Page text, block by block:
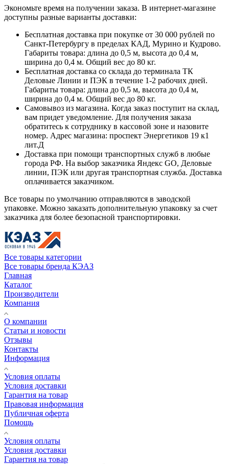
Экономьте время на получении заказа. В интернет-магазине
доступны разные варианты доставки:
Бесплатная доставка при покупке от 30 000 рублей по
Санкт-Петербургу в пределах КАД, Мурино и Кудрово.
Габариты товара: длина до 0,5 м, высота до 0,4 м,
ширина до 0,4 м. Общий вес до 80 кг.
Бесплатная доставка со склада до терминала ТК
Деловые Линии и ПЭК в течение 1-2 рабочих дней.
Габариты товара: длина до 0,5 м, высота до 0,4 м,
ширина до 0,4 м. Общий вес до 80 кг.
Самовывоз из магазина. Когда заказ поступит на склад,
вам придет уведомление. Для получения заказа
обратитесь к сотруднику в кассовой зоне и назовите
номер. Адрес магазина: проспект Энергетиков 19 к1
лит.Д
Доставка при помощи транспортных служб в любые
города РФ. На выбор заказчика Яндекс GO, Деловые
линии, ПЭК или другая транспортная служба. Доставка
оплачивается заказчиком.
Все товары по умолчанию отправляются в заводской
упаковке. Можно заказать дополнительную упаковку за счет
заказчика для более безопасной транспортировки.
Все товары категории
Все товары бренда КЭАЗ
Главная
Каталог
Производители
Компания
О компании
Статьи и новости
Отзывы
Контакты
Информация
Условия оплаты
Условия доставки
Гарантия на товар
Правовая информация
Публичная оферта
Помощь
Условия оплаты
Условия доставки
Гарантия на товар